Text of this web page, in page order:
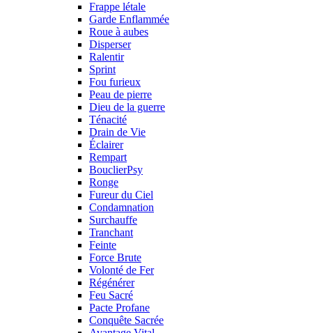
Frappe létale
Garde Enflammée
Roue à aubes
Disperser
Ralentir
Sprint
Fou furieux
Peau de pierre
Dieu de la guerre
Ténacité
Drain de Vie
Éclairer
Rempart
BouclierPsy
Ronge
Fureur du Ciel
Condamnation
Surchauffe
Tranchant
Feinte
Force Brute
Volonté de Fer
Régénérer
Feu Sacré
Pacte Profane
Conquête Sacrée